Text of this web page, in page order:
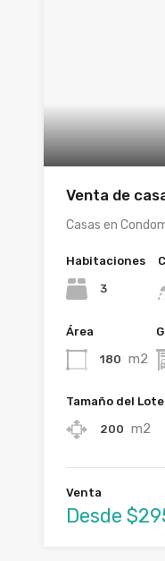
Venta de
Casas en
Habitaciones
3
Área
180 m2
Tamaño del Lote
200 m2
Venta
Desde